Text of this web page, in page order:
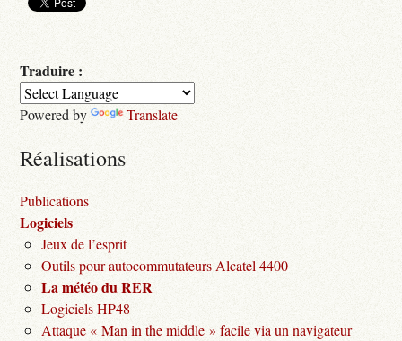
Traduire :
Powered by Translate
Réalisations
Publications
Logiciels
Jeux de l’esprit
Outils pour autocommutateurs Alcatel 4400
La météo du RER
Logiciels HP48
Attaque « Man in the middle » facile via un navigateur